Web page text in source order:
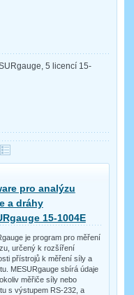
5 licencí 15-
pro analýzu
a dráhy
15-1004E
je program pro měření
určený k rozšíření
přístrojů k měření síly a
MESURgauge sbírá údaje
měřiče síly nebo
s výstupem RS-232, a